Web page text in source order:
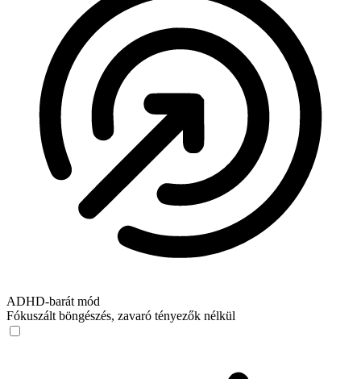
ADHD‑barát mód
Fókuszált böngészés, zavaró tényezők nélkül